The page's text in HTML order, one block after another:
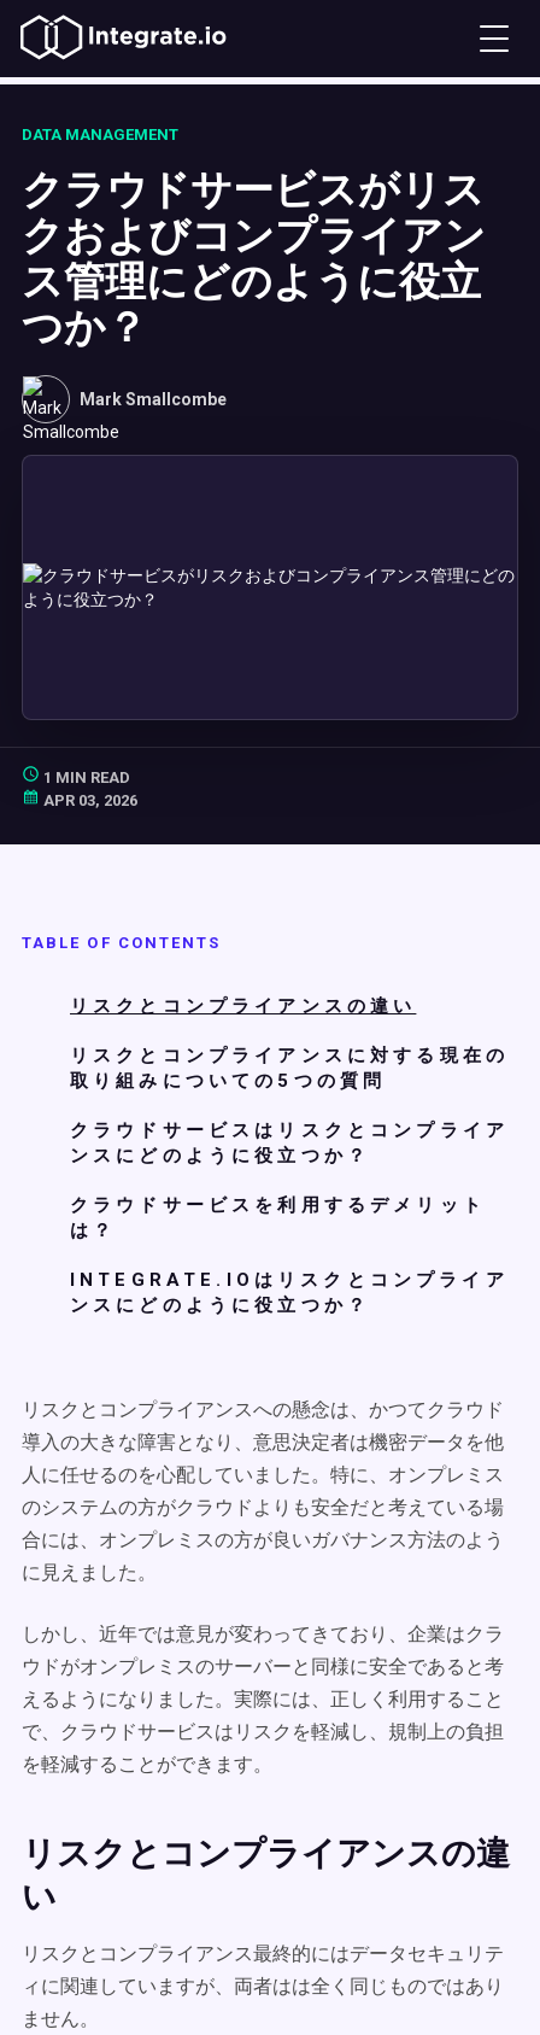
DATA MANAGEMENT
クラウドサービスがリス
クおよびコンプライアン
ス管理にどのように役立
つか？
Mark Smallcombe
1 MIN READ
APR 03, 2026
TABLE OF CONTENTS
リスクとコンプライアンスの違い
リスクとコンプライアンスに対する現在の
取り組みについての5つの質問
クラウドサービスはリスクとコンプライア
ンスにどのように役立つか？
クラウドサービスを利用するデメリット
は？
INTEGRATE.IOはリスクとコンプライア
ンスにどのように役立つか？
リスクとコンプライアンスへの懸念は、かつてクラウド
導入の大きな障害となり、意思決定者は機密データを他
人に任せるのを心配していました。特に、オンプレミス
のシステムの方がクラウドよりも安全だと考えている場
合には、オンプレミスの方が良いガバナンス方法のよう
に見えました。
しかし、近年では意見が変わってきており、企業はクラ
ウドがオンプレミスのサーバーと同様に安全であると考
えるようになりました。実際には、正しく利用すること
で、クラウドサービスはリスクを軽減し、規制上の負担
を軽減することができます。
リスクとコンプライアンスの違
い
リスクとコンプライアンス最終的にはデータセキュリテ
ィに関連していますが、両者はは全く同じものではあり
ません。